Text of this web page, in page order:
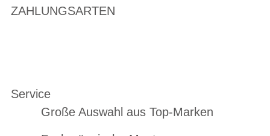
ZAHLUNGSARTEN
Service
Große Auswahl aus Top-Marken